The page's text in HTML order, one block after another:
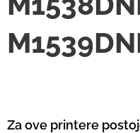
Za ove printere